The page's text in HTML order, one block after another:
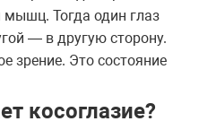
мышц. Тогда один глаз
— в другую сторону.
зрение. Это состояние
косоглазие?